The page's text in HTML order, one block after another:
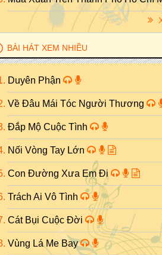
BÀI HÁT XEM NHIỀU
Duyên Phận
Về Đâu Mái Tóc Người Thương
Đắp Mộ Cuộc Tình
Nối Vòng Tay Lớn
Con Đường Xưa Em Đi
Trách Ai Vô Tình
Cát Bụi Cuộc Đời
Vùng Lá Me Bay